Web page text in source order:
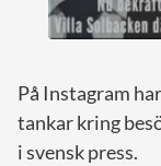
På Instagram
tankar kring
i svensk press.